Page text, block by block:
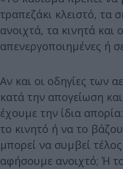
τραπεζάκι κλειστό, τα
ανοιχτά, τα κινητά και
απενεργοποιημένες ή
Αν και οι οδηγίες των
κατά την απογείωση
έχουμε την ίδια
το κινητό ή να το
μπορεί να συμβεί
αφήσουμε ανοιχτό; Ή